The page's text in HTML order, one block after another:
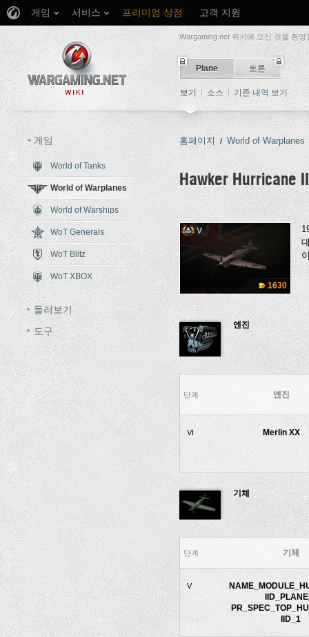
게임 서비스 프리미엄 상점 고객 지원
Wargaming.net 위키에 오신 것을 환영
Plane 토론
보기 소스 기존 내역 보기
게임
World of Tanks
World of Warplanes
World of Warships
WoT Generals
WoT Blitz
WoT XBOX
둘러보기
도구
홈페이지 / World of Warplanes
Hawker Hurricane
둘러보기, 검색
V
1630
엔진
단계 엔진
VI Merlin XX
기체
단계 기체
V
IID_1